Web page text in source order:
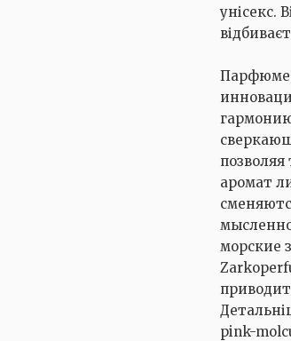
унісекс.
аромат
морские
pink-